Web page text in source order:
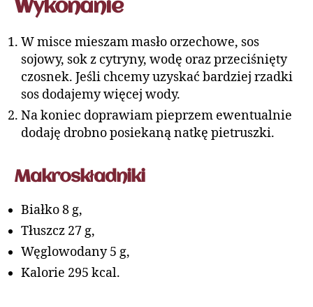
Wykonanie
W misce mieszam masło orzechowe, sos
sojowy, sok z cytryny, wodę oraz przeciśnięty
czosnek. Jeśli chcemy uzyskać bardziej rzadki
sos dodajemy więcej wody.
Na koniec doprawiam pieprzem ewentualnie
dodaję drobno posiekaną natkę pietruszki.
Makroskładniki
Białko 8 g,
Tłuszcz 27 g,
Węglowodany 5 g,
Kalorie 295 kcal.